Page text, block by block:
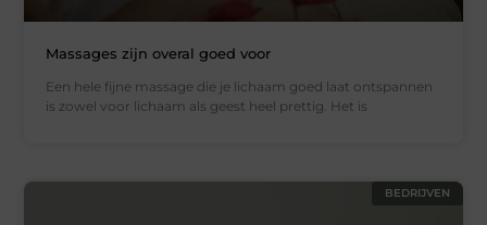
Massages zijn overal goed voor
Een hele fijne massage die je lichaam goed laat ontspannen
is zowel voor lichaam als geest heel prettig. Het is
BEDRIJVEN